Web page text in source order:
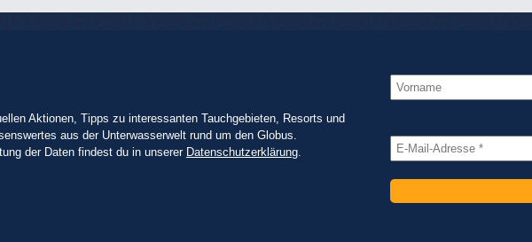
Aktionen, Tipps zu interessanten Tauchgebieten, Resorts und
aus der Unterwasserwelt rund um den Globus.
der Daten findest du in unserer Datenschutzerklärung.